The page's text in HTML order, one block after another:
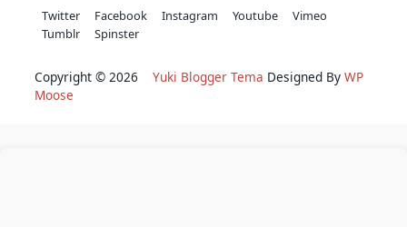
Twitter Facebook Instagram Youtube
Vimeo
Tumblr
Spinster
Copyright © 2026 Yuki Blogger Tema Designed By WP
Moose